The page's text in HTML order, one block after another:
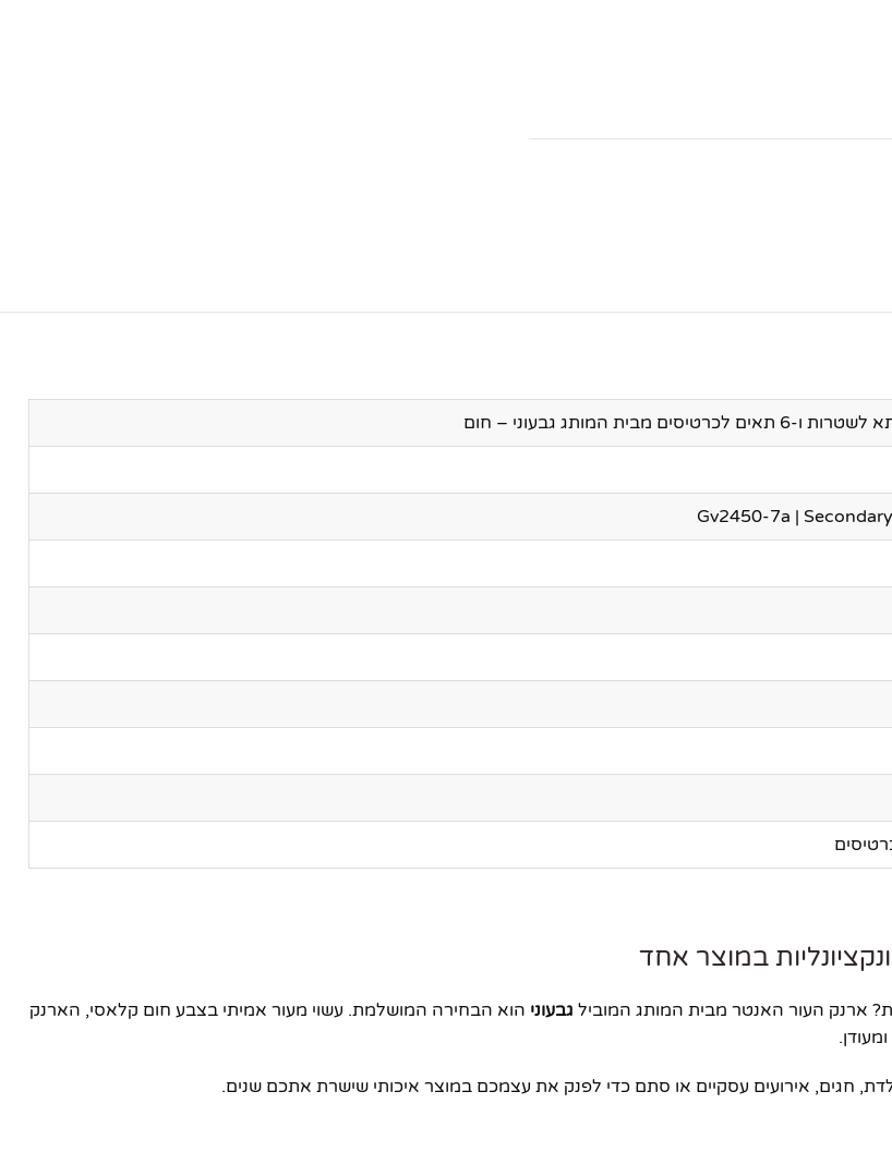
מבית המותג גבעוני – חום
Gv2450-7a |
במוצר אחד
ארנק העור האנטר מבית המותג המוביל גבעוני הוא הבחירה המושלמת. עשוי מעור אמיתי בצבע חום קלאסי, הארנק
חגים, אירועים עסקיים או סתם כדי לפנק את עצמכם במוצר איכותי שישרת אתכם שנים.